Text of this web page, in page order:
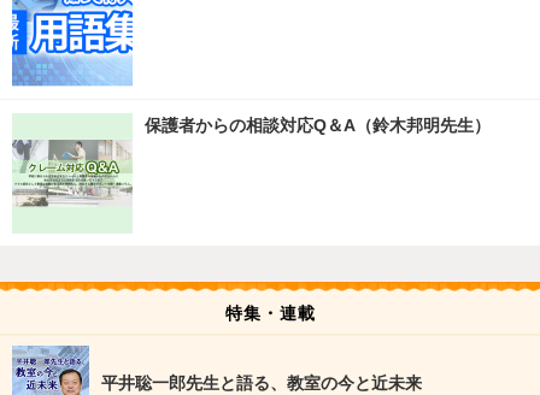
保護者からの相談対応Q＆A（鈴木邦明先生）
特集・連載
平井聡一郎先生と語る、教室の今と近未来